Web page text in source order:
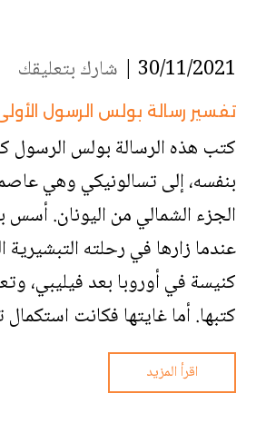
30/11/2021 | شارك بتعليقك
تفسير رسالة بولس الرسول
كتب هذه الرسالة بولس الرسول
بنفسه، إلى تسالونيكي وهي
الجزء الشمالي من اليونان.
عندما زارها في رحلته التبشيرية
كنيسة في أوروبا بعد فيليبي،
كتبها. أما غايتها فكانت استكمال
اقرأ المزيد